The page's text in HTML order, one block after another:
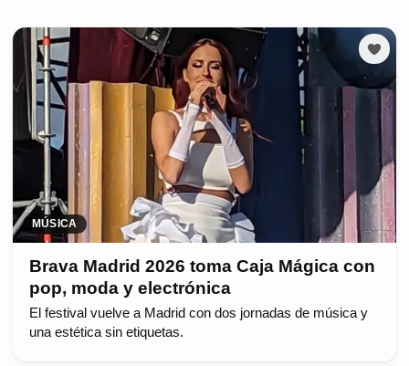
MÚSICA
Brava Madrid 2026 toma Caja Mágica con
pop, moda y electrónica
El festival vuelve a Madrid con dos jornadas de música y
una estética sin etiquetas.